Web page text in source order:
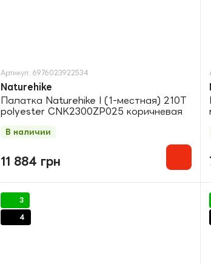
Артикул: 6976023922534
Naturehike
Палатка Naturehike I (1-местная) 210T
polyester CNK2300ZP025 коричневая
11 884 грн
В наличии
3
4